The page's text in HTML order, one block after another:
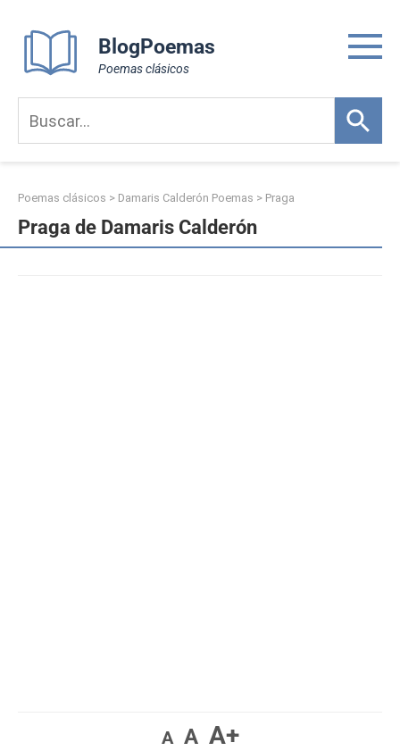
content
BlogPoemas
Poemas clásicos
Poemas clásicos > Damaris Calderón Poemas > Praga
Praga de Damaris Calderón
A A A+